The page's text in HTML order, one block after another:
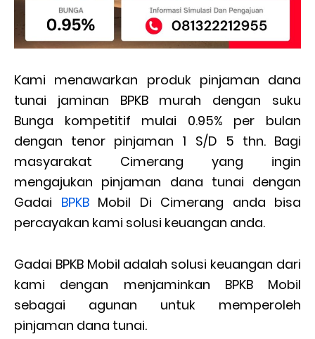
Kami menawarkan produk pinjaman dana
tunai jaminan BPKB murah dengan suku
Bunga kompetitif mulai 0.95% per bulan
dengan tenor pinjaman 1 S/D 5 thn. Bagi
masyarakat Cimerang yang ingin
mengajukan pinjaman dana tunai dengan
Gadai BPKBMobil Di Cimerang anda bisa
percayakan kami solusi keuangan anda.
Gadai BPKB Mobil adalah solusi keuangan dari
kami dengan menjaminkan BPKB Mobil
sebagai agunan untuk memperoleh
pinjaman dana tunai.